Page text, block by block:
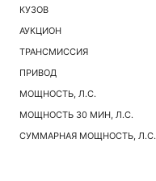
КУЗОВ
АУКЦИОН
ТРАНСМИССИЯ
ПРИВОД
МОЩНОСТЬ, Л.С.
МОЩНОСТЬ 30 МИН, Л.С.
СУММАРНАЯ МОЩНОСТЬ, Л.С.